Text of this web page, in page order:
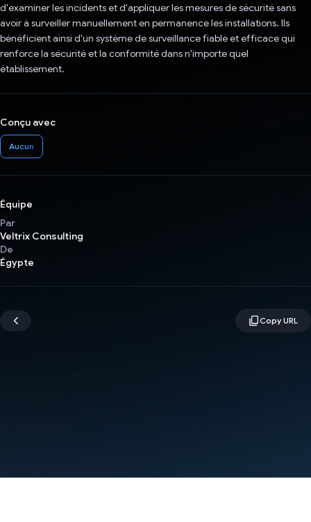
d'examiner les incidents et d'appliquer les mesures de sécurité sans
avoir à surveiller manuellement en permanence les installations. Ils
bénéficient ainsi d'un système de surveillance fiable et efficace qui
renforce la sécurité et la conformité dans n'importe quel
établissement.
Conçu avec
Aucun
Équipe
Par
Veltrix Consulting
De
Égypte